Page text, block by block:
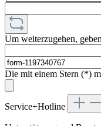
Um weiterzugehen,
Die mit einem Stern (*)
Service+Hotline